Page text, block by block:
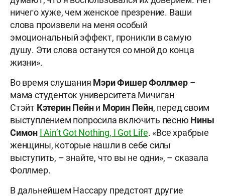
ничего хуже, чем женское презрение. Ваши
слова произвели на меня особый
эмоциональный эффект, проникли в самую
душу. Эти слова останутся со мной до конца
жизни».
Во время слушания Мэри Фишер Фоллмер –
мама студенток университета Мичиган
Стэйт Кэтерин Пейни Морин Пейн, перед своим
выступлением попросила включить песню Нины
Симон I Ain’t Got Nothing, I Got Life. «Все храбрые
женщины, которые нашли в себе силы
выступить, – знайте, что вы не одни», – сказала
Фоллмер.
В дальнейшем Нассару предстоят другие